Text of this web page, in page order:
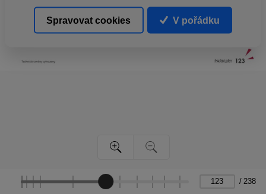
/ 238
Spravovat cookies V pořádku